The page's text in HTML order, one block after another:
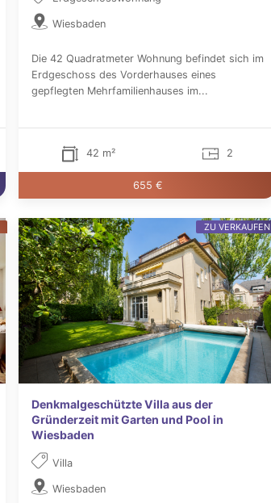
Wiesbaden
Die 42 Quadratmeter Wohnung befindet sich im
Erdgeschoss des Vorderhauses eines
gepflegten Mehrfamilienhauses im...
42 m² 2
655 €
Denkmalgeschützte Villa aus der
Gründerzeit mit Garten und Pool in
Wiesbaden
Villa
Wiesbaden
ZU VERKAUFEN